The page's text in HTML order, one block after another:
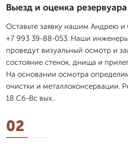
Выезд и оценка резервуара
Оставьте заявку нашим Андрею
+7 993 39-88-053. Наши инженеры
проведут визуальный осмотр и
состояние стенок, днища и
На основании осмотра
очистки и
18 Сб-Вс вых..
02